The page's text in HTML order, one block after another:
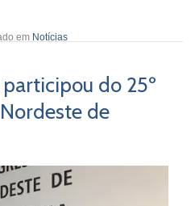
em Notícias
do 25º
de